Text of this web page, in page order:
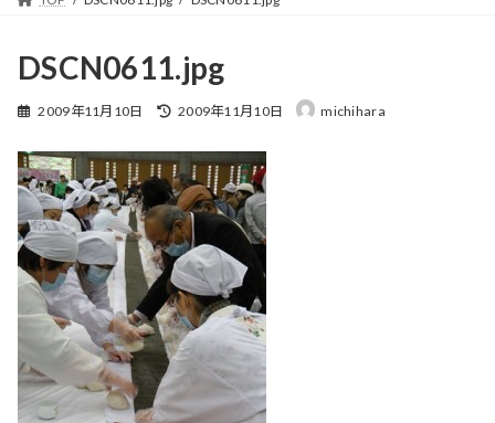
DSCN0611.jpg
2009年11月10日
最
新
日
時
:
2009年11月10日 michihara